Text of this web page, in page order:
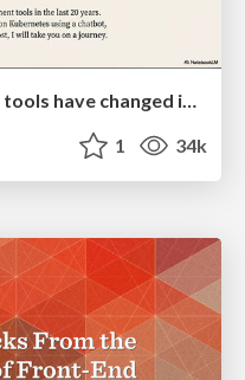
How Software Deployment tools have changed in the past 20 years
1 34k